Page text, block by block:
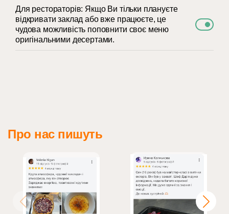
Для рестораторів: Якщо Ви тільки плануєте
відкривати заклад або вже працюєте, це
чудова можливість поповнити своє меню
оригінальними десертами.
Про нас пишуть